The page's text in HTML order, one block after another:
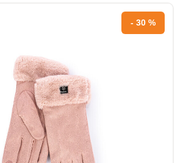
- 30 %